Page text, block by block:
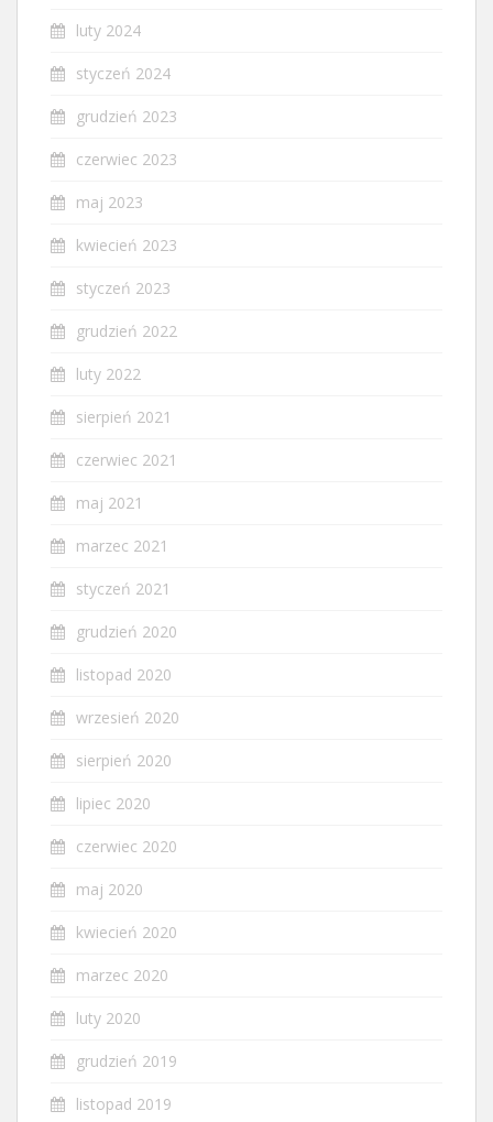
luty 2024
styczeń 2024
grudzień 2023
czerwiec 2023
maj 2023
kwiecień 2023
styczeń 2023
grudzień 2022
luty 2022
sierpień 2021
czerwiec 2021
maj 2021
marzec 2021
styczeń 2021
grudzień 2020
listopad 2020
wrzesień 2020
sierpień 2020
lipiec 2020
czerwiec 2020
maj 2020
kwiecień 2020
marzec 2020
luty 2020
grudzień 2019
listopad 2019